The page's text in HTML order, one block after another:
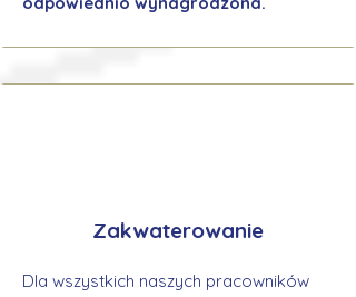
Zakwaterowanie
Dla wszystkich naszych pracowników